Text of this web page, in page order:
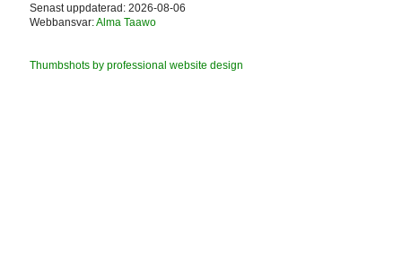
Senast uppdaterad: 2026-08-06
Webbansvar:Alma Taawo
Thumbshots by professional website design